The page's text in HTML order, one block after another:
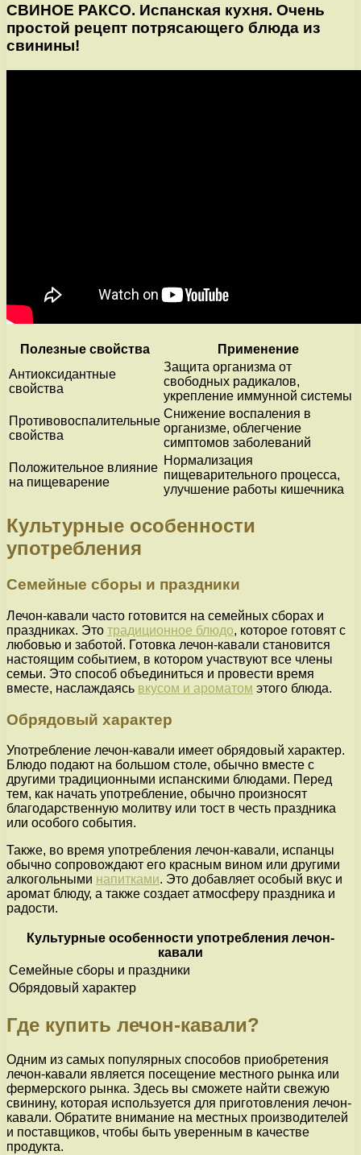
СВИНОЕ РАКСО. Испанская кухня. Очень
простой рецепт потрясающего блюда из
свинины!
Полезные свойства
Применение
Антиоксидантные
свойства
Защита организма от
свободных радикалов,
укрепление иммунной системы
Противовоспалительные
свойства
Снижение воспаления в
организме, облегчение
симптомов заболеваний
Положительное влияние
на пищеварение
Нормализация
пищеварительного процесса,
улучшение работы кишечника
Культурные особенности
употребления
Семейные сборы и праздники
Лечон-кавали часто готовится на семейных сборах и
праздниках. Это традиционное блюдо, которое готовят с
любовью и заботой. Готовка лечон-кавали становится
настоящим событием, в котором участвуют все члены
семьи. Это способ объединиться и провести время
вместе, наслаждаясь вкусом и ароматом этого блюда.
Обрядовый характер
Употребление лечон-кавали имеет обрядовый характер.
Блюдо подают на большом столе, обычно вместе с
другими традиционными испанскими блюдами. Перед
тем, как начать употребление, обычно произносят
благодарственную молитву или тост в честь праздника
или особого события.
Также, во время употребления лечон-кавали, испанцы
обычно сопровождают его красным вином или другими
алкогольными напитками. Это добавляет особый вкус и
аромат блюду, а также создает атмосферу праздника и
радости.
Культурные особенности употребления лечон-
кавали
Семейные сборы и праздники
Обрядовый характер
Где купить лечон-кавали?
Одним из самых популярных способов приобретения
лечон-кавали является посещение местного рынка или
фермерского рынка. Здесь вы сможете найти свежую
свинину, которая используется для приготовления лечон-
кавали. Обратите внимание на местных производителей
и поставщиков, чтобы быть уверенным в качестве
продукта.